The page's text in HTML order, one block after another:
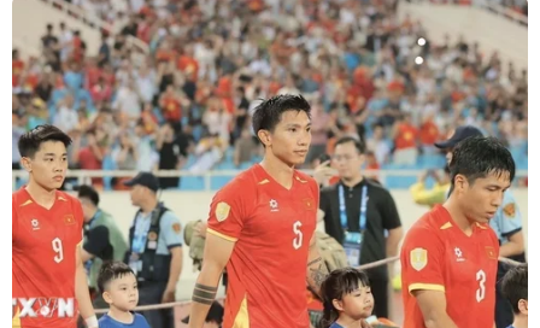
Đắk Nông: Xe khách đâm trực diện xe